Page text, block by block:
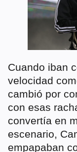
Cuando iban
velocidad
cambió por
con esas
convertía en
escenario,
empapaban